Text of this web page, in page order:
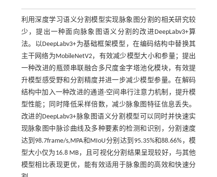
利用深度学习语义分割模型实现脉象图分割的相关研究较
少，提出一种面向脉象图语义分割的改进DeepLabv3+算
法。以DeepLabv3+为基础框架模型，在编码结构中替换其
主干网络为MobileNetV2，有效减少模型大小和参量；提出
一种改进的瓶颈串联融合多尺度金字塔池化模块，有效提
升模型感受野和分割精度并进一步减少模型参量。在解码
结构中加入一种改进的通道-空间串行注意力机制，提升模
型性能；同时降低采样倍数，减少脉象图特征信息丢失。
改进的DeepLabv3+脉象图语义分割模型可以同时并快速实
现脉象图中脉诊曲线及多种要素的检测和识别，分割速度
达到98.7frame/s,MPA和MIoU分别达到95.35%和88.66%，模
型大小仅为16.8 MB，且可视化分割结果呈现较好，与其他
模型相比表现更优，能有效适用于脉象图的高效和快速分